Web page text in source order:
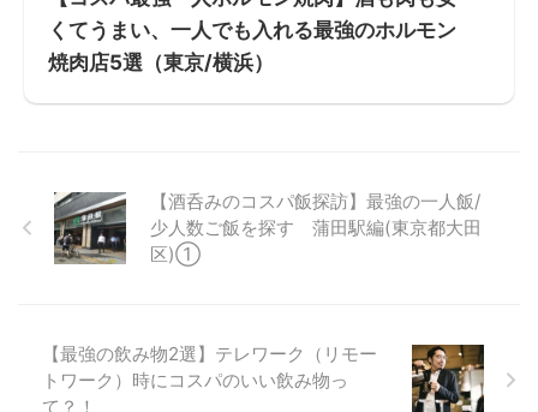
くてうまい、一人でも入れる最強のホルモン
焼肉店5選（東京/横浜）
【酒呑みのコスパ飯探訪】最強の一人飯/
少人数ご飯を探す 蒲田駅編(東京都大田
区)①
【最強の飲み物2選】テレワーク（リモー
トワーク）時にコスパのいい飲み物っ
て？！